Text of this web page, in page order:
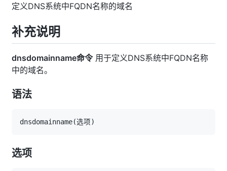
定义DNS系统中FQDN名称的域名
补充说明
dnsdomainname命令用于定义DNS系统中FQDN名称
中的域名。
语法
dnsdomainname(选项)
选项